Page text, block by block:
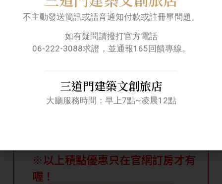
Line快速訂房服務
官網線上快速訂房
三道門會員專屬積點住宿優惠活動
※以上積點優惠只在官網訂房才有
喔！
不主動發送簡訊或語音通知付款或註冊單問題。
如有疑問請撥打官方電話
06-222-3088求證，並通報165回饋專線。
三道門建築文創旅店
大廳服務時間：早上7點~凌晨12點